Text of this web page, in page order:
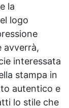
la
logo
avverrà,
interessata
stampa in
autentico e
lo stile che